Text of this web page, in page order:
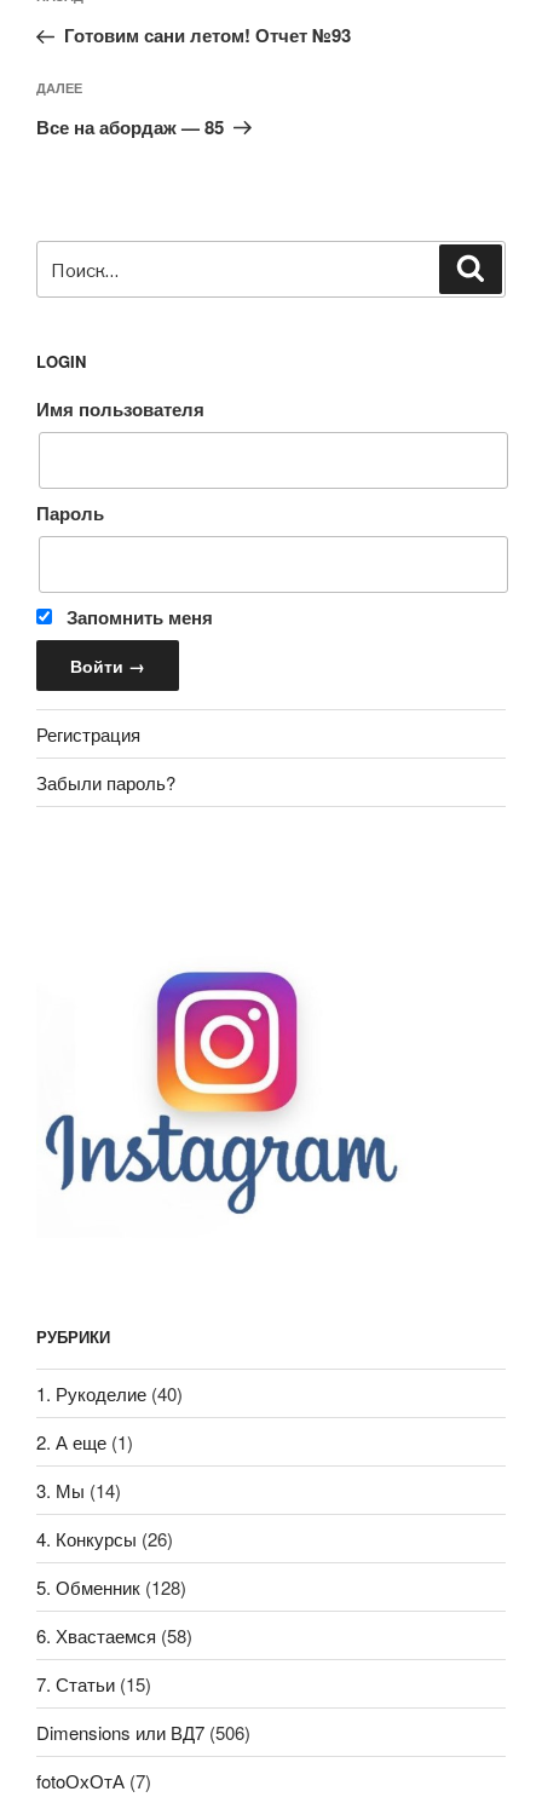
по
записям
запись:
Готовим сани летом! Отчет №93
Следующая
запись
ДАЛЕЕ
Все на абордаж — 85
LOGIN
Имя пользователя
Пароль
Запомнить меня
Регистрация
Забыли пароль?
РУБРИКИ
1. Рукоделие (40)
2. А еще (1)
3. Мы (14)
4. Конкурсы (26)
5. Обменник (128)
6. Хвастаемся (58)
7. Статьи (15)
Dimensions или ВД7 (506)
fotoОхОтА (7)